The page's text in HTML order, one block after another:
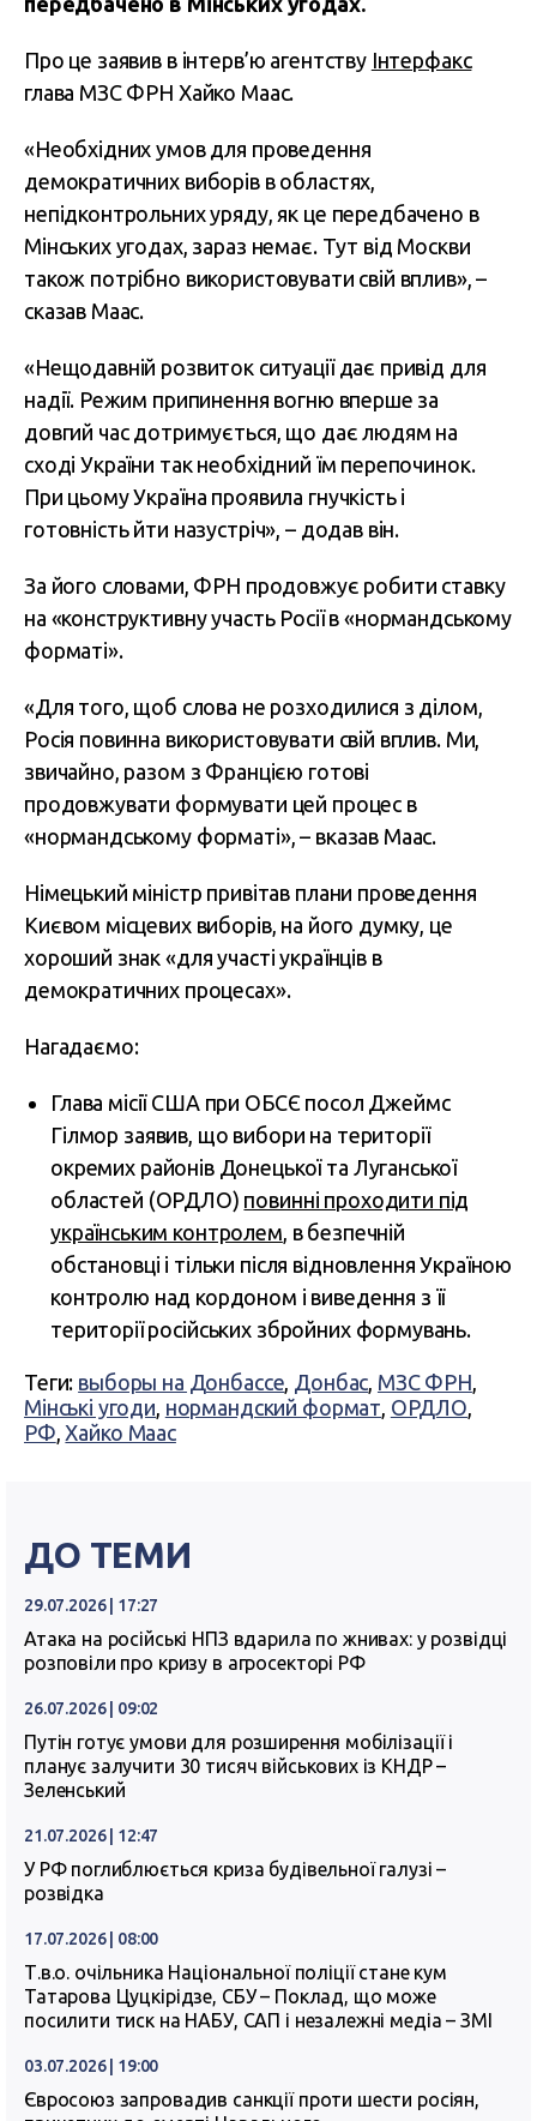
Про це заявив в інтерв’ю агентству Інтерфакс
глава МЗС ФРН Хайко Маас.
«Необхідних умов для проведення
демократичних виборів в областях,
непідконтрольних уряду, як це передбачено в
Мінських угодах, зараз немає. Тут від Москви
також потрібно використовувати свій вплив», –
сказав Маас.
«Нещодавній розвиток ситуації дає привід для
надії. Режим припинення вогню вперше за
довгий час дотримується, що дає людям на
сході України так необхідний їм перепочинок.
При цьому Україна проявила гнучкість і
готовність йти назустріч», – додав він.
За його словами, ФРН продовжує робити ставку
на «конструктивну участь Росії в «нормандському
форматі».
«Для того, щоб слова не розходилися з ділом,
Росія повинна використовувати свій вплив. Ми,
звичайно, разом з Францією готові
продовжувати формувати цей процес в
«нормандському форматі», – вказав Маас.
Німецький міністр привітав плани проведення
Києвом місцевих виборів, на його думку, це
хороший знак «для участі українців в
демократичних процесах».
Нагадаємо:
Глава місії США при ОБСЄ посол Джеймс
Гілмор заявив, що вибори на території
окремих районів Донецької та Луганської
областей (ОРДЛО) повинні проходити під
українським контролем, в безпечній
обстановці і тільки після відновлення Україною
контролю над кордоном і виведення з її
території російських збройних формувань.
Теги: выборы на Донбассе, Донбас, МЗС ФРН,
Мінські угоди, нормандский формат, ОРДЛО,
РФ,Хайко Маас
ДО ТЕМИ
29.07.2026 | 17:27
Атака на російські НПЗ вдарила по жнивах: у розвідці
розповіли про кризу в агросекторі РФ
26.07.2026 | 09:02
Путін готує умови для розширення мобілізації і
планує залучити 30 тисяч військових із КНДР –
Зеленський
21.07.2026 | 12:47
У РФ поглиблюється криза будівельної галузі –
розвідка
17.07.2026 | 08:00
Т.в.о. очільника Національної поліції стане кум
Татарова Цуцкірідзе, СБУ – Поклад, що може
посилити тиск на НАБУ, САП і незалежні медіа – ЗМІ
03.07.2026 | 19:00
Євросоюз запровадив санкції проти шести росіян,